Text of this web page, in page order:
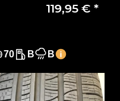
225/55 R17 97Y MO
119,95 €*
70 B B